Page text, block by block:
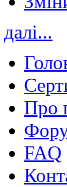
далі...
Про
FAQ